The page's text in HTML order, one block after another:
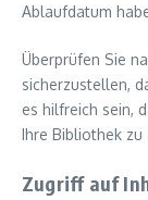
Ablaufdatum
Überprüfen Sie
sicherzustellen,
es hilfreich sein,
Ihre Bibliothek zu
Zugriff auf